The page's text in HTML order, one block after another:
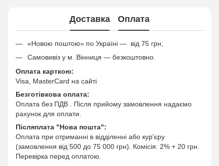
Доставка Оплата
«Новою поштою» по Україні — від 75 грн;
Самовивіз у м. Вінниця — безкоштовно.
Оплата карткою:
Visa, MasterCard на сайті
Безготівкова оплата:
Оплата без ПДВ . Після прийому замовлення надаємо
рахунок для оплати.
Післяплата "Нова пошта":
Оплата при отриманні в відділенні або кур'єру
(замовлення від 500 до 75 000 грн). Комісія: 2% + 20 грн.
Перевірка перед оплатою.